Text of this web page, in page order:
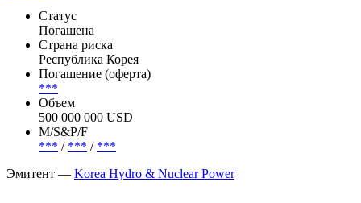
Статус
Погашена
Страна риска
Республика Корея
Погашение (оферта)
***
Объем
500 000 000 USD
М/S&P/F
*** / *** / ***
Эмитент — Korea Hydro & Nuclear Power